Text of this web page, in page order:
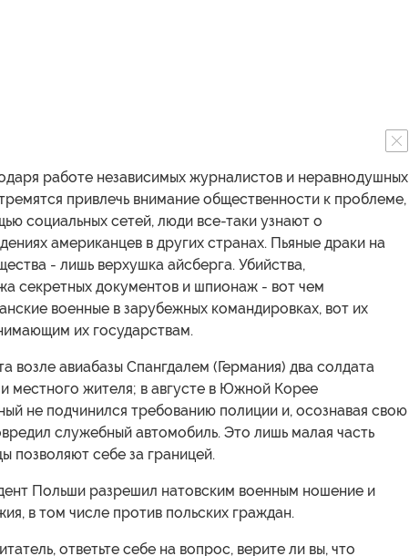
работе независимых журналистов и неравнодушных
привлечь внимание общественности к проблеме,
социальных сетей, люди все-таки узнают о
американцев в других странах. Пьяные драки на
- лишь верхушка айсберга. Убийства,
секретных документов и шпионаж - вот чем
военные в зарубежных командировках, вот их
их государствам.
возле авиабазы Спангдалем (Германия) два солдата
местного жителя; в августе в Южной Корее
не подчинился требованию полиции и, осознавая свою
служебный автомобиль. Это лишь малая часть
позволяют себе за границей.
Польши разрешил натовским военным ношение и
в том числе против польских граждан.
ответьте себе на вопрос, верите ли вы, что